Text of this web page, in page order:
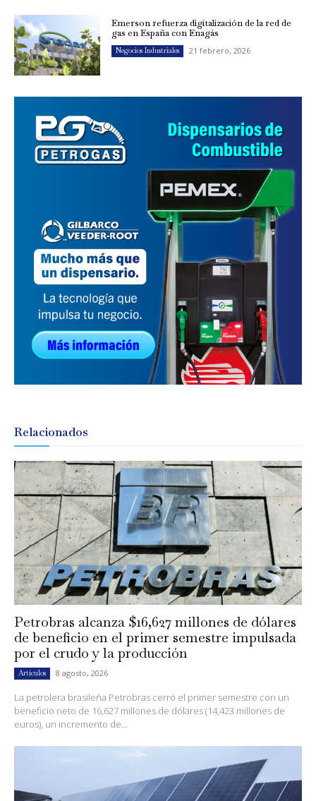
Emerson refuerza digitalización de la red de
gas en España con Enagás
Negocios Industriales 21 febrero, 2026
Relacionados
Petrobras alcanza $16,627 millones de dólares
de beneficio en el primer semestre impulsada
por el crudo y la producción
Artículos 8 agosto, 2026
La petrolera brasileña Petrobras cerró el primer semestre con un
beneficio neto de 16,627 millones de dólares (14,423 millones de
euros), un incremento de...